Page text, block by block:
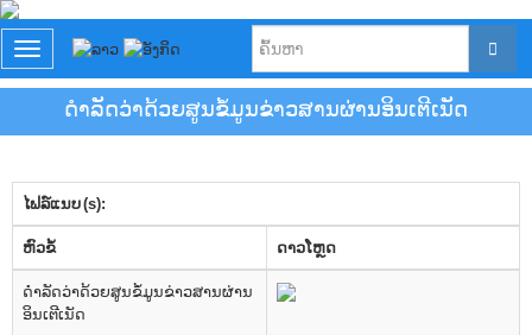
T
o
l
n
a
v
i
g
a
t
ດຳລັດວ່າດ້ວຍສູນຂໍ້ມູນຂ່າວສານຜ່ານອິນເຕີເນັດ
ໄຟລ໌ແນບ (s):
​ຫົວ​ຂໍ້ ດາວ​ໂຫຼດ
ດຳລັດວ່າດ້ວຍສູນຂໍ້ມູນຂ່າວສານຜ່ານ
ອິນເຕີເນັດ